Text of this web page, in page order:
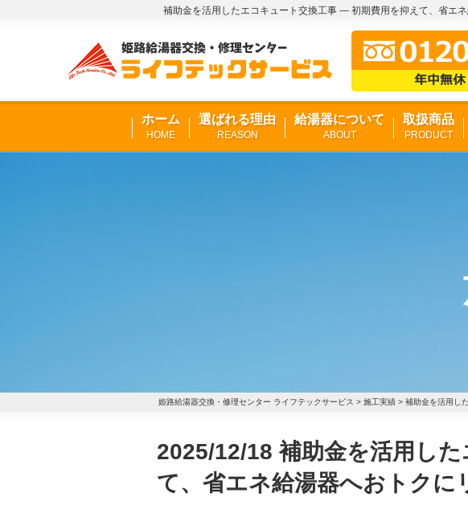
補助金を活用したエコキュート交換工事 ― 初期費用を抑えて、省エ
ホーム
HOME
選ばれる理由
REASON
給湯器について
ABOUT
取扱商品
PRODUCT
姫路給湯器交換・修理センター ライフテックサービス > 施工実績 > 補助金を活用し
2025/12/18 補助金を活用し
て、省エネ給湯器へおトク